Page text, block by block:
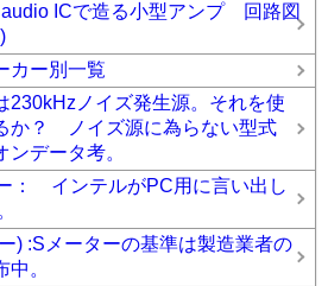
ICで造る小型アンプ 回路図
ー別一覧
230kHzノイズ発生源。それを使
か？ ノイズ源に為らない型式
データ考。
： インテルがPC用に言い出し
) :Sメーターの基準は製造業者の
。